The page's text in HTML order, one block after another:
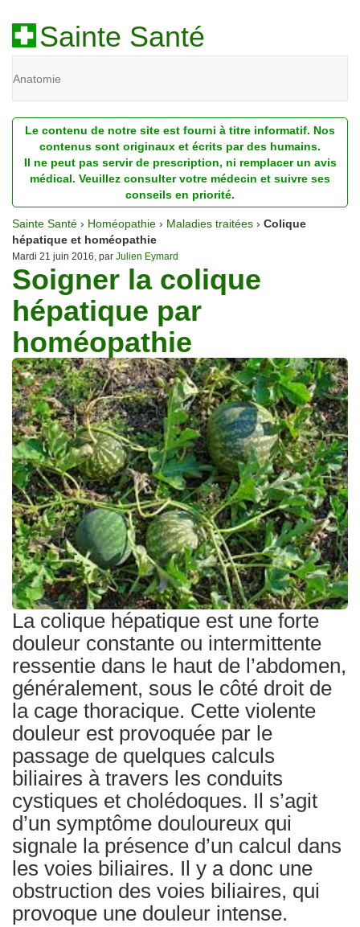
Sainte Santé
Anatomie
Diagnostic
Dossiers
Homéopathie
Nutrition
Pathologie
Psychologie
Recherches
Traitements
Le contenu de notre site est fourni à titre informatif. Nos
contenus sont originaux et écrits par des humains.
Il ne peut pas servir de prescription, ni remplacer un avis
médical. Veuillez consulter votre médecin et suivre ses
conseils en priorité.
Sainte Santé › Homéopathie › Maladies traitées › Colique
hépatique et homéopathie
Mardi 21 juin 2016, par Julien Eymard
Soigner la colique
hépatique par
homéopathie
La colique hépatique est une forte
douleur constante ou intermittente
ressentie dans le haut de l’abdomen,
généralement, sous le côté droit de
la cage thoracique. Cette violente
douleur est provoquée par le
passage de quelques calculs
biliaires à travers les conduits
cystiques et cholédoques. Il s’agit
d’un symptôme douloureux qui
signale la présence d’un calcul dans
les voies biliaires. Il y a donc une
obstruction des voies biliaires, qui
provoque une douleur intense.